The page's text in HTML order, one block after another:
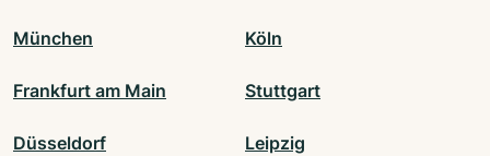
München Köln
Frankfurt am Main Stuttgart
Düsseldorf Leipzig